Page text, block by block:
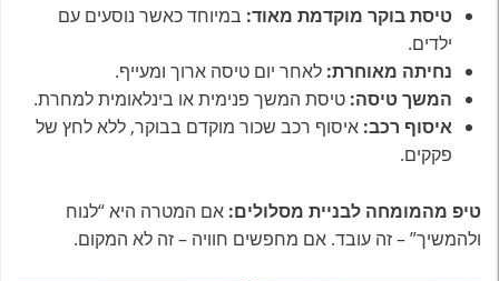
טיסת בוקר מוקדמת מאוד: במיוחד כאשר נוסעים עם
ילדים.
נחיתה מאוחרת: לאחר יום טיסה ארוך ומעייף.
המשך טיסה: טיסת המשך פנימית או בינלאומית למחרת.
איסוף רכב: איסוף רכב שכור מוקדם בבוקר, ללא לחץ של
פקקים.
טיפ מהמומחה לבניית מסלולים: אם המטרה היא “לנוח
ולהמשיך” – זה עובד. אם מחפשים חוויה – זה לא המקום.